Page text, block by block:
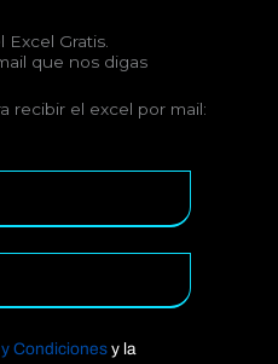
Excel Gratis.
que nos digas
recibir el excel por mail:
Condicionesy la